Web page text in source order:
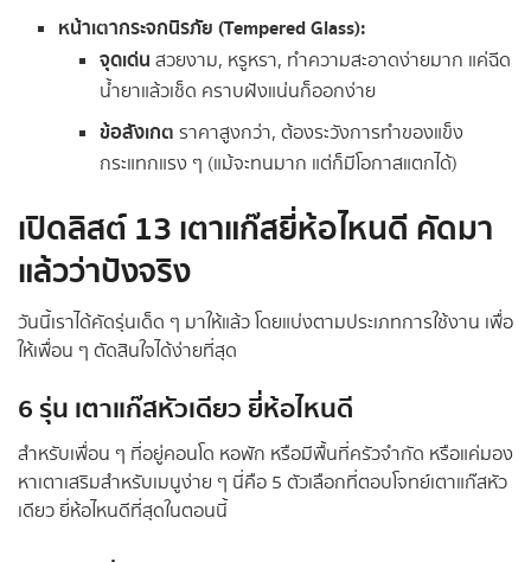
หน้าเตากระจกนิรภัย (Tempered Glass):
จุดเด่น สวยงาม, หรูหรา, ทำความสะอาดง่ายมาก แค่ฉีด
น้ำยาแล้วเช็ด คราบฝังแน่นก็ออกง่าย
ข้อสังเกต ราคาสูงกว่า, ต้องระวังการทำของแข็ง
กระแทกแรง ๆ (แม้จะทนมาก แต่ก็มีโอกาสแตกได้)
เปิดลิสต์ 13 เตาแก๊สยี่ห้อไหนดี คัดมา
แล้วว่าปังจริง
วันนี้เราได้คัดรุ่นเด็ด ๆ มาให้แล้ว โดยแบ่งตามประเภทการใช้งาน เพื่อ
ให้เพื่อน ๆ ตัดสินใจได้ง่ายที่สุด
6 รุ่น เตาแก๊สหัวเดียว ยี่ห้อไหนดี
สำหรับเพื่อน ๆ ที่อยู่คอนโด หอพัก หรือมีพื้นที่ครัวจำกัด หรือแค่มอง
หาเตาเสริมสำหรับเมนูง่าย ๆ นี่คือ 5 ตัวเลือกที่ตอบโจทย์เตาแก๊สหัว
เดียว ยี่ห้อไหนดีที่สุดในตอนนี้